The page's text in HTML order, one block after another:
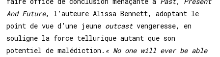
And Future, l’auteure Alissa Bennett, adoptant le
point de vue d’une jeune outcastvengeresse, en
souligne la force tellurique autant que son
potentiel de malédiction. « No one will ever be able